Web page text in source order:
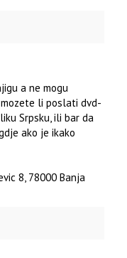
a ne mogu
li poslati dvd-
Srpsku, ili bar da
ako je ikako
8, 78000 Banja